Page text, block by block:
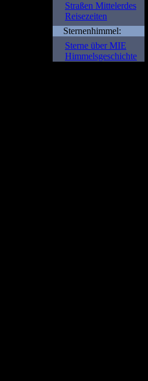
Straßen Mittelerdes
Reisezeiten
Sternenhimmel:
Sterne über MIE
Himmelsgeschichte